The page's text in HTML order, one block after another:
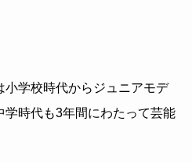
小学校時代からジュニアモデ
学時代も3年間にわたって芸能